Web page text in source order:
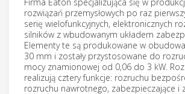
rozwiązań przemysłowych po raz
serię wielofunkcyjnych, elektronicznych
silników z wbudowanym układem
Elementy te są produkowane w
30 mm i zostały przystosowane do
mocy znamionowej od 0,06 do 3 kW.
realizują cztery funkcje: rozruchu
rozruchu nawrotnego, zabezpieczające i